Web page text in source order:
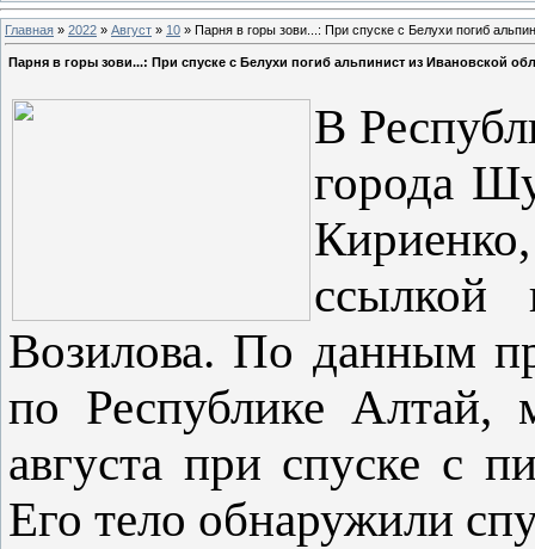
Главная » 2022 » Август » 10 » Парня в горы зови...: При спуске с Белухи погиб
Парня в горы зови...: При спуске с Белухи погиб альпинист из Ивановской
В
города
ссылкой
Возилова. По данным
по Республике Алтай,
августа при спуске с
Его тело обнаружили